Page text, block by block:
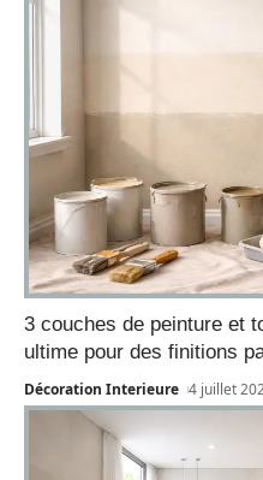
3 couches de peinture et
ultime pour des finitions
Décoration Interieure 4 juillet